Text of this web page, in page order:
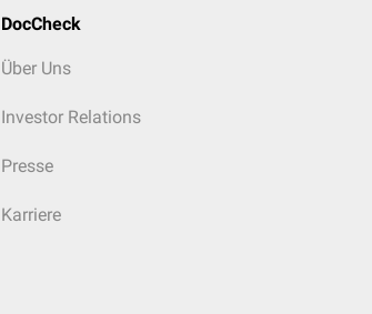
DocCheck
Über Uns
Investor Relations
Presse
Karriere